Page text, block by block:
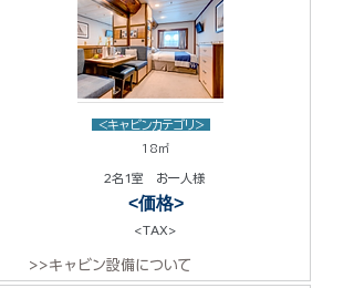
<キャビンカテゴリ>
18㎡
2名1室 お一人様
<価格>
<TAX>
>>キャビン設備について